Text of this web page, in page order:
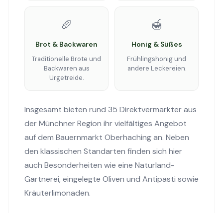
🥖
Brot & Backwaren
Traditionelle Brote und
Backwaren aus
Urgetreide.
🍯
Honig & Süßes
Frühlingshonig und
andere Leckereien.
Insgesamt bieten rund 35 Direktvermarkter aus
der Münchner Region ihr vielfältiges Angebot
auf dem Bauernmarkt Oberhaching an. Neben
den klassischen Standarten finden sich hier
auch Besonderheiten wie eine Naturland-
Gärtnerei, eingelegte Oliven und Antipasti sowie
Kräuterlimonaden.